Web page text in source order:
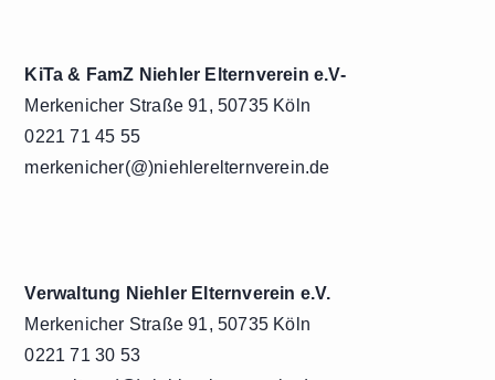
KiTa & FamZ Niehler Elternverein e.V-
Merkenicher Straße 91, 50735 Köln
0221 71 45 55
merkenicher(@)niehlerelternverein.de
Verwaltung Niehler Elternverein e.V.
Merkenicher Straße 91, 50735 Köln
0221 71 30 53